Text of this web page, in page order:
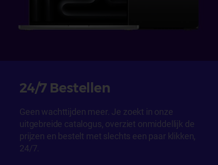
24/7 Bestellen
Geen wachttijden meer. Je zoekt in onze
uitgebreide catalogus, overziet onmiddellijk de
prijzen en bestelt met slechts een paar klikken,
24/7.